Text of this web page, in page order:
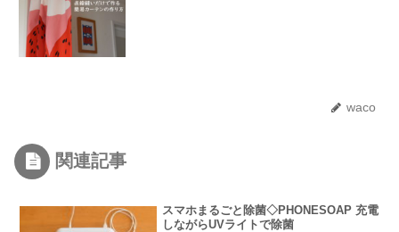
waco
関連記事
スマホまるごと除菌◇PHONESOAP 充電
しながらUVライトで除菌